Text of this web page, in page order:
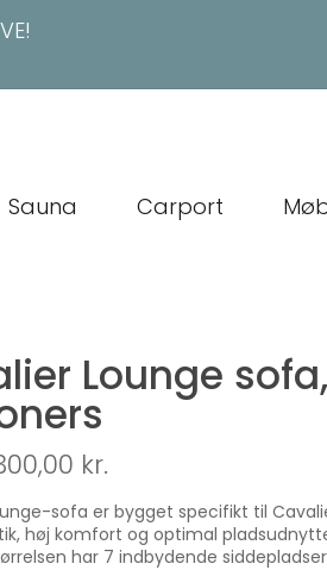
Sauna Carport
Lounge
kr.
sofa er bygget specifikt til
høj komfort og optimal
har 7 indbydende